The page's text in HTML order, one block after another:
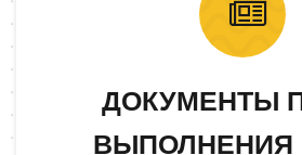
ДОКУМЕНТЫ
ВЫПОЛНЕНИЯ